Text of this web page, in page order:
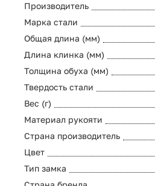
Производитель
Марка стали
Общая длина (мм)
Длина клинка (мм)
Толщина обуха (мм)
Твердость стали
Вес (г)
Материал рукояти
Страна производитель
Цвет
Тип замка